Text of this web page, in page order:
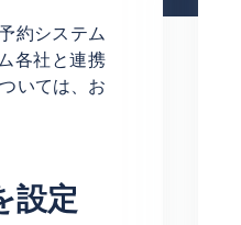
約システム
各社と連携
いては、お
設定